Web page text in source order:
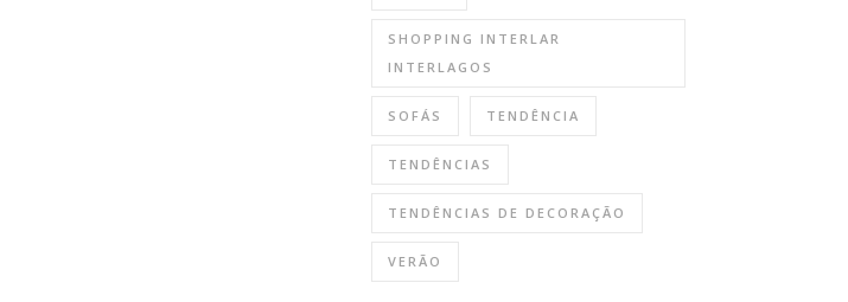
SHOPPING INTERLAR
INTERLAGOS
SOFÁS TENDÊNCIA
TENDÊNCIAS
TENDÊNCIAS DE DECORAÇÃO
VERÃO